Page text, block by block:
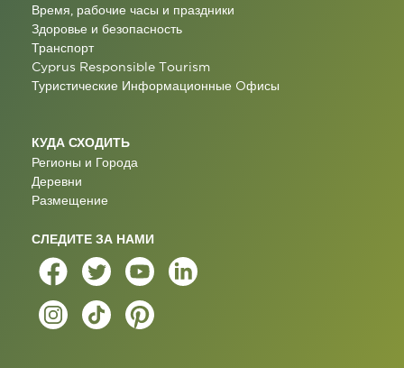
Время, рабочие часы и праздники
Здоровье и безопасность
Транспорт
Cyprus Responsible Tourism
Туристические Информационные Oфисы
КУДА СХОДИТЬ
Регионы и Города
Деревни
Размещение
СЛЕДИТЕ ЗА НАМИ